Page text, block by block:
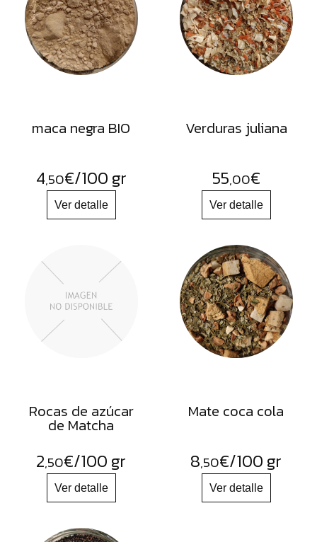
FRUTOS
SECOS
SAL
HIERBAS
PRODUCTOS
ACCESORIOS
ALIMENTOS
maca negra BIO
4,50€/100 gr
Verduras juliana
55,00€
Rocas de azúcar
de Matcha
2,50€/100 gr
Mate coca cola
8,50€/100 gr